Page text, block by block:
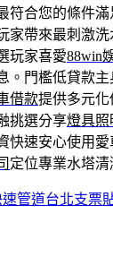
符合您的條件滿
家帶來最刺激
玩家喜愛88win
。門檻低貸款
借款提供多元
挑選分享燈具照
快速安心使用
定位專業水塔
管道台北支票